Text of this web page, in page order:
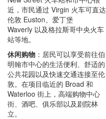
近，市民通过 Virgin 火车可直达
伦敦 Euston、爱丁堡
Waverly 以及格拉斯哥中央火车
站等地。
休闲购物 ：居民可以享受前往伯
明翰市中心的生活便利、舒适的
公共花园以及快速交通连接至伦
敦。在项目临近的 Broad 和
Waterloo 街上，高端购物中心
街、酒吧、俱乐部以及剧院林
立。